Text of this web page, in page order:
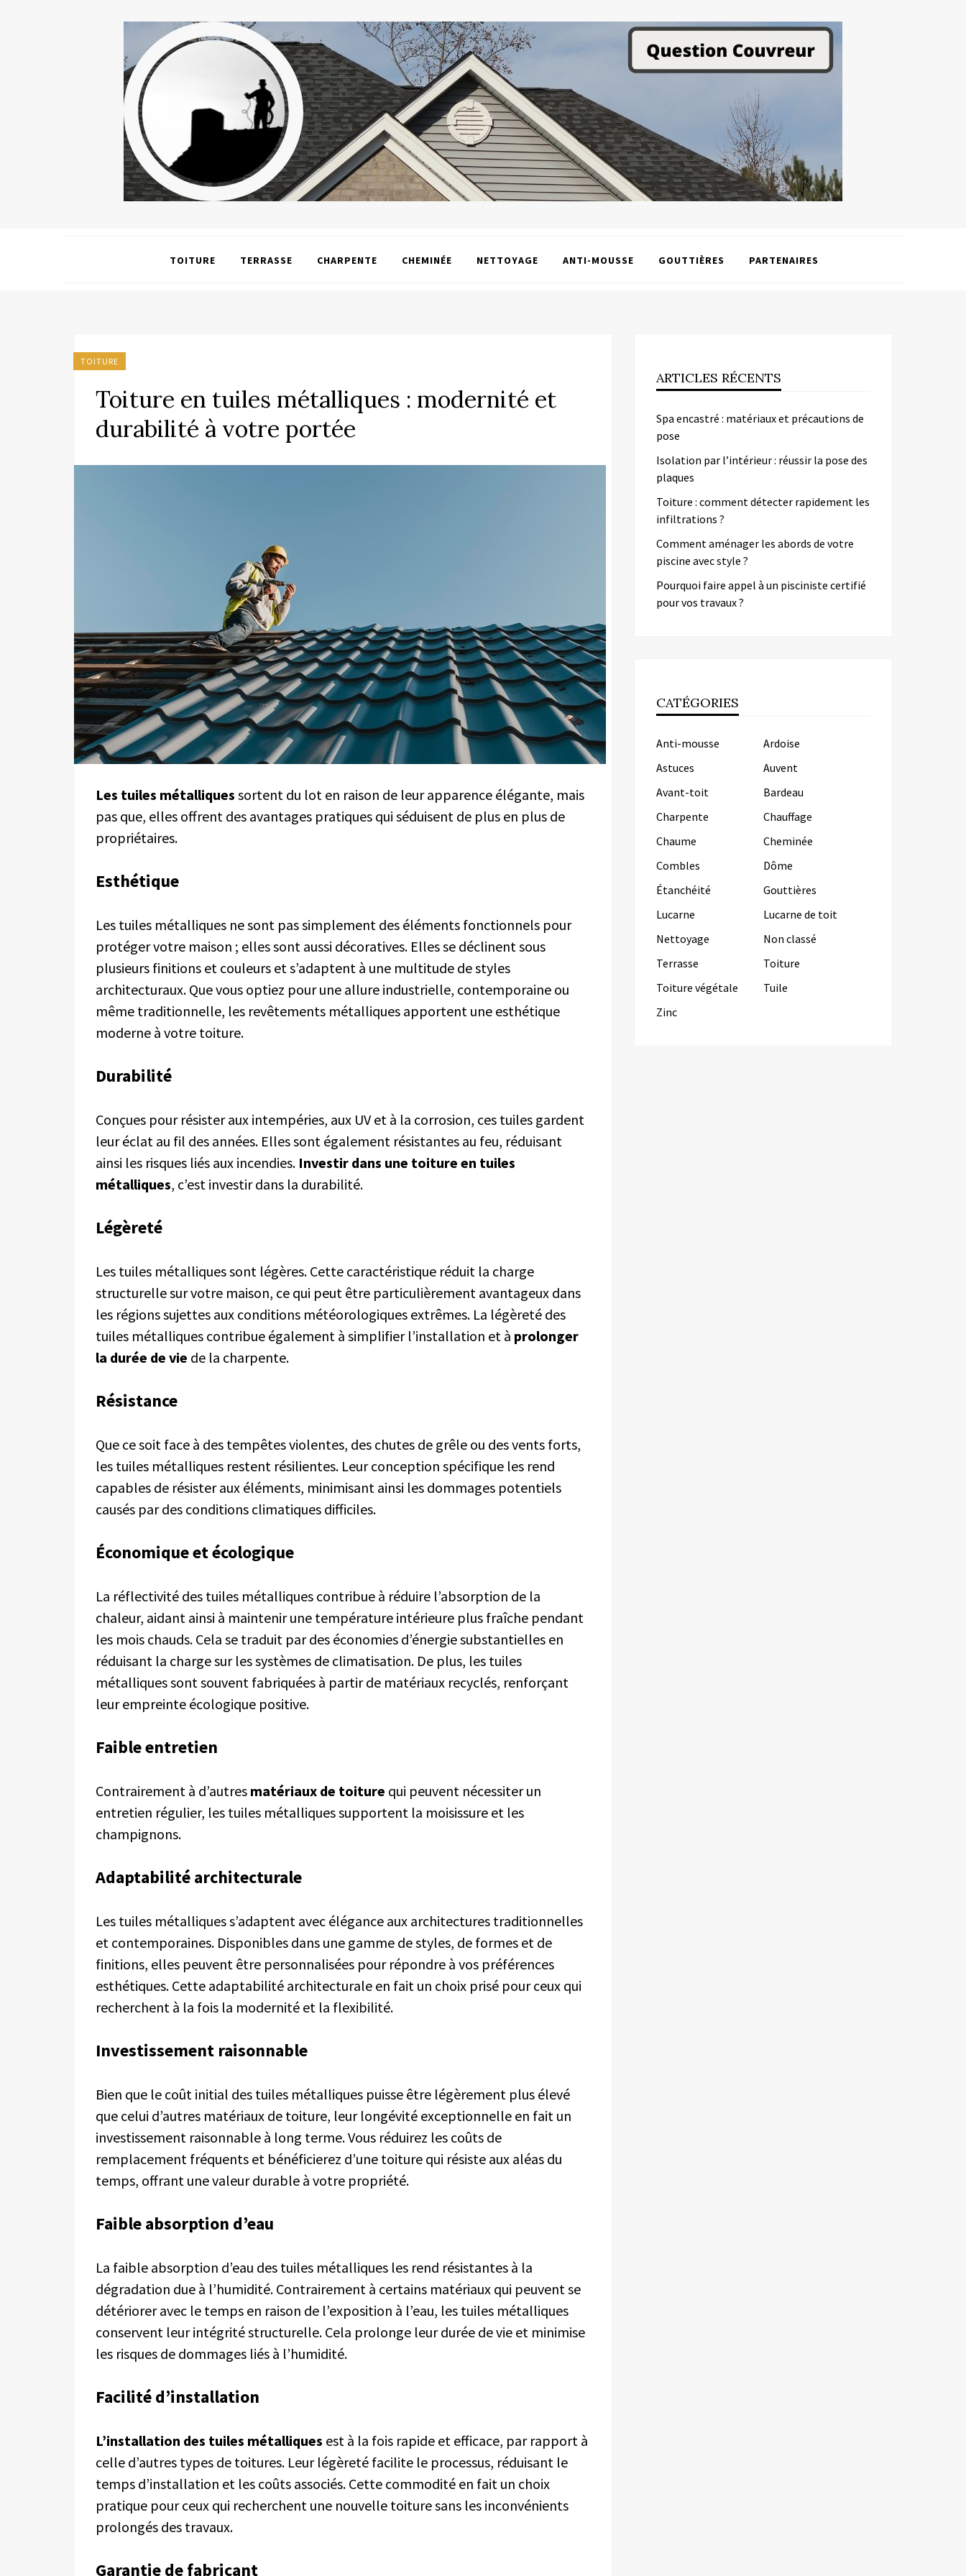
TOITURE TERRASSE CHARPENTE CHEMINÉE NETTOYAGE ANTI-MOUSSE GOUTTIÈRES PARTENAIRES
TOITURE
Toiture en tuiles métalliques : modernité et
durabilité à votre portée
Les tuiles métalliques sortent du lot en raison de leur apparence élégante, mais
pas que, elles offrent des avantages pratiques qui séduisent de plus en plus de
propriétaires.
Esthétique
Les tuiles métalliques ne sont pas simplement des éléments fonctionnels pour
protéger votre maison ; elles sont aussi décoratives. Elles se déclinent sous
plusieurs finitions et couleurs et s’adaptent à une multitude de styles
architecturaux. Que vous optiez pour une allure industrielle, contemporaine ou
même traditionnelle, les revêtements métalliques apportent une esthétique
moderne à votre toiture.
Durabilité
Conçues pour résister aux intempéries, aux UV et à la corrosion, ces tuiles gardent
leur éclat au fil des années. Elles sont également résistantes au feu, réduisant
ainsi les risques liés aux incendies. Investir dans une toiture en tuiles
métalliques, c’est investir dans la durabilité.
Légèreté
Les tuiles métalliques sont légères. Cette caractéristique réduit la charge
structurelle sur votre maison, ce qui peut être particulièrement avantageux dans
les régions sujettes aux conditions météorologiques extrêmes. La légèreté des
tuiles métalliques contribue également à simplifier l’installation et à prolonger
la durée de vie de la charpente.
Résistance
Que ce soit face à des tempêtes violentes, des chutes de grêle ou des vents forts,
les tuiles métalliques restent résilientes. Leur conception spécifique les rend
capables de résister aux éléments, minimisant ainsi les dommages potentiels
causés par des conditions climatiques difficiles.
Économique et écologique
La réflectivité des tuiles métalliques contribue à réduire l’absorption de la
chaleur, aidant ainsi à maintenir une température intérieure plus fraîche pendant
les mois chauds. Cela se traduit par des économies d’énergie substantielles en
réduisant la charge sur les systèmes de climatisation. De plus, les tuiles
métalliques sont souvent fabriquées à partir de matériaux recyclés, renforçant
leur empreinte écologique positive.
Faibleentretien
Contrairement à d’autres matériaux de toiture qui peuvent nécessiter un
entretien régulier, les tuiles métalliques supportent la moisissure et les
champignons.
Adaptabilitéarchitecturale
Les tuiles métalliques s’adaptent avec élégance aux architectures traditionnelles
et contemporaines. Disponibles dans une gamme de styles, de formes et de
finitions, elles peuvent être personnalisées pour répondre à vos préférences
esthétiques. Cette adaptabilité architecturale en fait un choix prisé pour ceux qui
recherchent à la fois la modernité et la flexibilité.
Investissement raisonnable
Bien que le coût initial des tuiles métalliques puisse être légèrement plus élevé
que celui d’autres matériaux de toiture, leur longévité exceptionnelle en fait un
investissement raisonnable à long terme. Vous réduirez les coûts de
remplacement fréquents et bénéficierez d’une toiture qui résiste aux aléas du
temps, offrant une valeur durable à votre propriété.
Faibleabsorption d’eau
La faible absorption d’eau des tuiles métalliques les rend résistantes à la
dégradation due à l’humidité. Contrairement à certains matériaux qui peuvent se
détériorer avec le temps en raison de l’exposition à l’eau, les tuiles métalliques
conservent leur intégrité structurelle. Cela prolonge leur durée de vie et minimise
les risques de dommages liés à l’humidité.
Facilité d’installation
L’installation des tuiles métalliques est à la fois rapide et efficace, par rapport à
celle d’autres types de toitures. Leur légèreté facilite le processus, réduisant le
temps d’installation et les coûts associés. Cette commodité en fait un choix
pratique pour ceux qui recherchent une nouvelle toiture sans les inconvénients
prolongés des travaux.
Garantie defabricant
ARTICLES RÉCENTS
Spa encastré : matériaux et précautions de
pose
Isolation par l’intérieur : réussir la pose des
plaques
Toiture : comment détecter rapidement les
infiltrations ?
Comment aménager les abords de votre
piscine avec style ?
Pourquoi faire appel à un pisciniste certifié
pour vos travaux ?
CATÉGORIES
Anti-mousse
Ardoise
Astuces
Auvent
Avant-toit
Bardeau
Charpente
Chauffage
Chaume
Cheminée
Combles
Dôme
Étanchéité
Gouttières
Lucarne
Lucarne de toit
Nettoyage
Non classé
Terrasse
Toiture
Toiture végétale
Tuile
Zinc